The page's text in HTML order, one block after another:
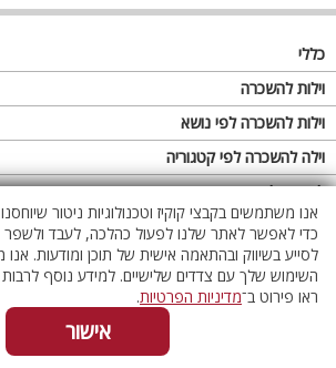
כללי
מגזין
פרסום באתר
תקנון
מדיניות פרטיות
וילות להשכרה
וילות בצפון
וילות במרכז
וילות בדרום
וילות באילת
וילות בשרון
וילות באזור החרמון
וילות להשכרה לפי נושא
וילה לזוגות
וילות למשפחות
וילות לציבור הדתי
אירוח דרוזי
וילות למסיבות
וילה להשכרה לפי קטגוריה
וילות עם בריכה
וילה עם בריכה מחוממת
וילה עם בריכה מחוממת מקורה
וילות עם סאונה
לופטים להשכרה
לופט
לופטים בצפון
לופטים בדרום
אנו משתמשים בקבצי קוקיז וטכנולוגיות ניטור
כדי לאפשר לאתר שלנו לפעול כהלכה, לעבד
לסייע בשיווק ובהתאמה אישית של תוכן ומודעות.
השימוש שלך עם צדדים שלישיים. למידע נוסף
ראו פירוט ב־מדיניות הפרטיות.
אישור